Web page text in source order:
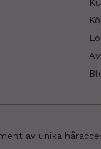
av unika